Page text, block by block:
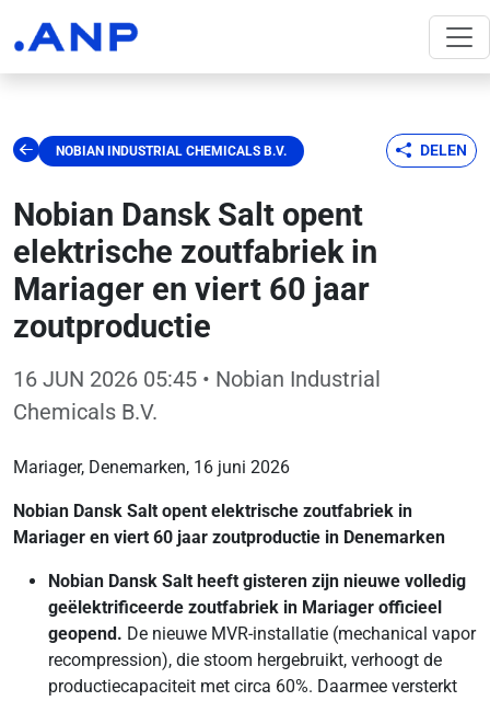
NOBIAN INDUSTRIAL CHEMICALS B.V. DELEN
Nobian Dansk Salt opent
elektrische zoutfabriek in
Mariager en viert 60 jaar
zoutproductie
16 JUN 2026 05:45 • Nobian Industrial
Chemicals B.V.
Mariager, Denemarken, 16 juni 2026
Nobian Dansk Salt opent elektrische zoutfabriek in
Mariager en viert 60 jaar zoutproductie in Denemarken
Nobian Dansk Salt heeft gisteren zijn nieuwe volledig
geëlektrificeerde zoutfabriek in Mariager officieel
geopend. De nieuwe MVR-installatie (mechanical vapor
recompression), die stoom hergebruikt, verhoogt de
productiecapaciteit met circa 60%. Daarmee versterkt